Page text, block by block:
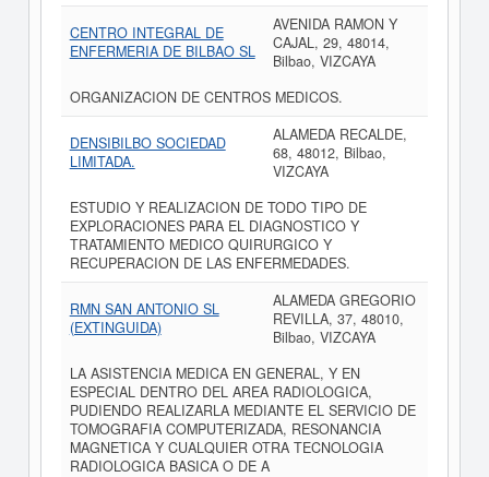
CENTRO INTEGRAL DE
ENFERMERIA DE BILBAO SL
AVENIDA RAMON Y
CAJAL, 29, 48014,
Bilbao, VIZCAYA
ORGANIZACION DE CENTROS MEDICOS.
DENSIBILBO SOCIEDAD
LIMITADA.
ALAMEDA RECALDE,
68, 48012, Bilbao,
VIZCAYA
ESTUDIO Y REALIZACION DE TODO TIPO DE
EXPLORACIONES PARA EL DIAGNOSTICO Y
TRATAMIENTO MEDICO QUIRURGICO Y
RECUPERACION DE LAS ENFERMEDADES.
RMN SAN ANTONIO SL
(EXTINGUIDA)
ALAMEDA GREGORIO
REVILLA, 37, 48010,
Bilbao, VIZCAYA
LA ASISTENCIA MEDICA EN GENERAL, Y EN
ESPECIAL DENTRO DEL AREA RADIOLOGICA,
PUDIENDO REALIZARLA MEDIANTE EL SERVICIO DE
TOMOGRAFIA COMPUTERIZADA, RESONANCIA
MAGNETICA Y CUALQUIER OTRA TECNOLOGIA
RADIOLOGICA BASICA O DE A